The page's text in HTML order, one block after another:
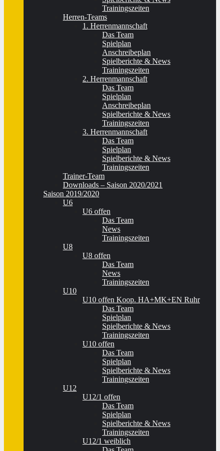
Trainingszeiten
Herren-Teams
1. Herrenmannschaft
Das Team
Spielplan
Anschreibeplan
Spielberichte & News
Trainingszeiten
2. Herrenmannschaft
Das Team
Spielplan
Anschreibeplan
Spielberichte & News
Trainingszeiten
3. Herrenmannschaft
Das Team
Spielplan
Spielberichte & News
Trainingszeiten
Trainer-Team
Downloads – Saison 2020/2021
Saison 2019/2020
U6
U6 offen
Das Team
News
Trainingszeiten
U8
U8 offen
Das Team
News
Trainingszeiten
U10
U10 offen Koop. HA+MK+EN Ruhr
Das Team
Spielplan
Spielberichte & News
Trainingszeiten
U10 offen
Das Team
Spielplan
Spielberichte & News
Trainingszeiten
U12
U12/1 offen
Das Team
Spielplan
Spielberichte & News
Trainingszeiten
U12/1 weiblich